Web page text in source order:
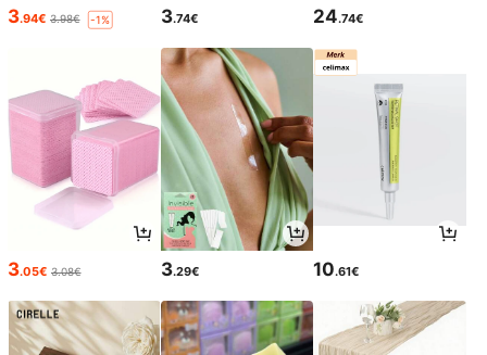
3.94€ 3.98€ -1% 3.74€ 24.74€
3.05€ 3.08€ 3.29€ 10.61€